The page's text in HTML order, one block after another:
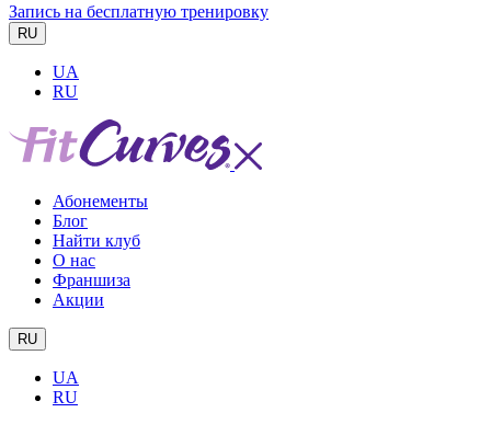
Запись на бесплатную тренировку
RU
UA
RU
Абонементы
Блог
Найти клуб
О нас
Франшиза
Акции
RU
UA
RU